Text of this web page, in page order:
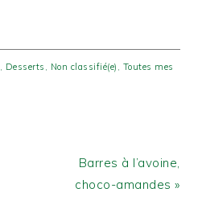
Desserts Non classifié(e)
Toutes mes
Next
Post:
Barres à l’avoine,
choco-amandes »